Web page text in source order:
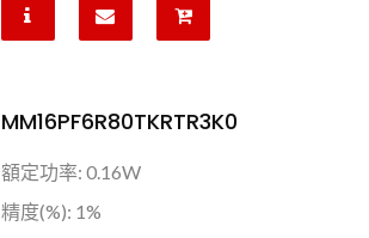
MM16PF6R80TKRTR3K0
額定功率: 0.16W
精度(%): 1%